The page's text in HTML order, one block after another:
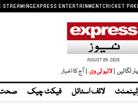
STREAMINGEXPRESS ENTERTAINMENTCRICKET
AUGUST 08, 2026
لگائیں | | آج کا اخبار
لائف اسٹائل فیکٹ چیک